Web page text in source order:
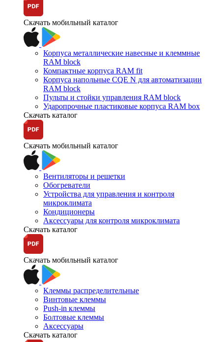
Скачать мобильный каталог
Корпуса металлические навесные и клеммные
RAM block
Компактные корпуса RAM fit
Корпуса напольные CQE N для автоматизации
RAM block
Пульты и стойки управления RAM block
Ударопрочные пластиковые корпуса RAM box
Скачать каталог
Скачать мобильный каталог
Вентиляторы и решетки
Обогреватели
Устройства для управления и контроля
микроклимата
Кондиционеры
Аксессуары для контроля микроклимата
Скачать каталог
Скачать мобильный каталог
Клеммы распределительные
Винтовые клеммы
Push-in клеммы
Болтовые клеммы
Аксессуары
Скачать каталог